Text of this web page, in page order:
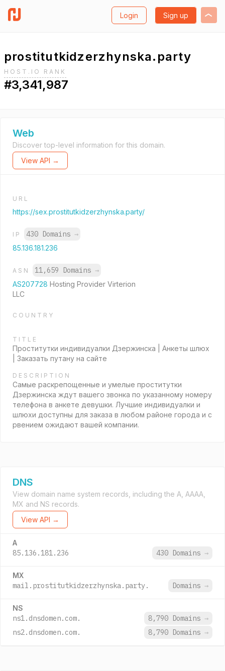
Login Sign up
prostitutkidzerzhynska.party
HOST.IO RANK
#3,341,987
Web
Discover top-level information for this domain.
View API →
URL
https://sex.prostitutkidzerzhynska.party/
IP 430 Domains →
85.136.181.236
ASN 11,659 Domains →
AS207728 Hosting Provider Virterion
LLC
COUNTRY
TITLE
Проститутки индивидуалки Дзержинска | Анкеты шлюх
| Заказать путану на сайте
DESCRIPTION
Самые раскрепощенные и умелые проститутки
Дзержинска ждут вашего звонка по указанному номеру
телефона в анкете девушки. Лучшие индивидуалки и
шлюхи доступны для заказа в любом районе города и с
рвением ожидают вашей компании.
DNS
View domain name system records, including the A, AAAA,
MX and NS records.
View API →
A
85.136.181.236 430 Domains →
MX
mail.prostitutkidzerzhynska.party. Domains →
NS
ns1.dnsdomen.com. 8,790 Domains →
ns2.dnsdomen.com.
8,790 Domains →